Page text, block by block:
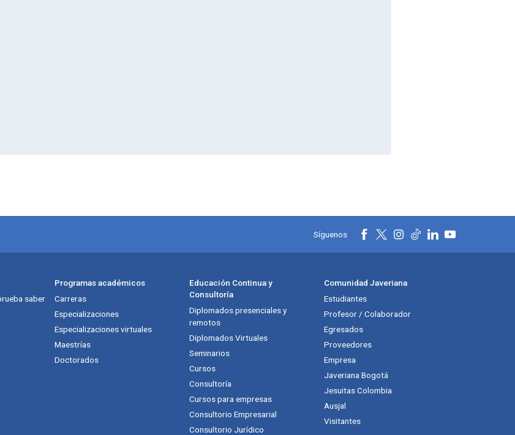
Síguenos
saber
Programas académicos
Carreras
Especializaciones
Especializaciones virtuales
Maestrías
Doctorados
Educación Continua y
Consultoría
Diplomados presenciales y
remotos
Diplomados Virtuales
Seminarios
Cursos
Consultoría
Cursos para empresas
Consultorio Empresarial
Consultorio Jurídico
Comunidad Javeriana
Estudiantes
Profesor / Colaborador
Egresados
Proveedores
Empresa
Javeriana Bogotá
Jesuitas Colombia
Ausjal
Visitantes